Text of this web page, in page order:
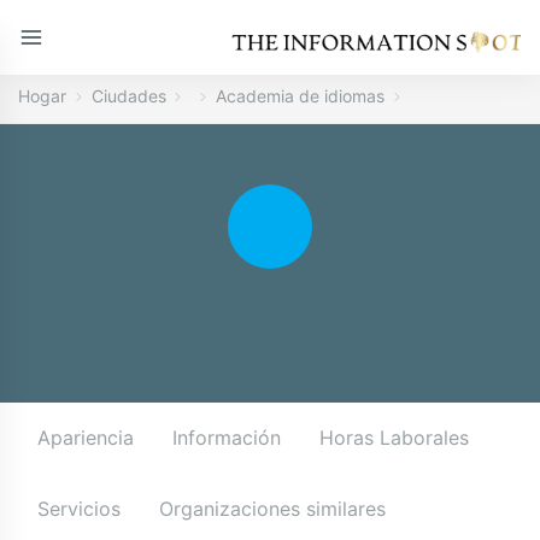
Hogar Ciudades Academia de idiomas
Apariencia Información Horas Laborales
Servicios Organizaciones similares